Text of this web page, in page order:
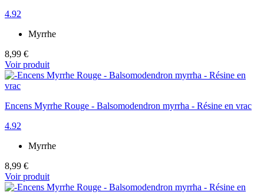
4.92
Myrrhe
8,99 €
Voir produit
Encens Myrrhe Rouge - Balsomodendron myrrha - Résine en vrac
4.92
Myrrhe
8,99 €
Voir produit